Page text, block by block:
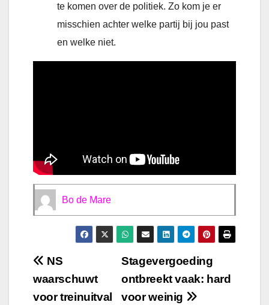
te komen over de politiek. Zo kom je er
misschien achter welke partij bij jou past
en welke niet.
Bo de Mare
Bericht
navigatie
Stagevergoeding
ontbreekt vaak: hard
voor weinig
NS
waarschuwt
voor treinuitval